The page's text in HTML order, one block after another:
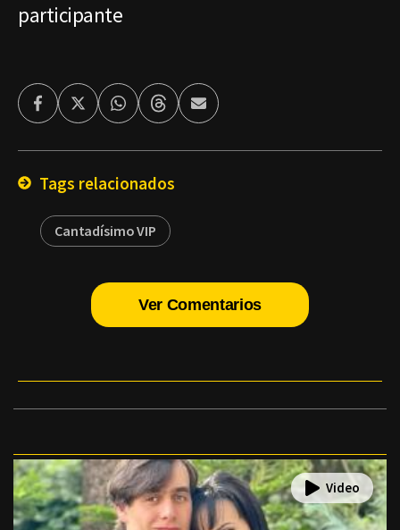
participante
FacebookTwitterWhatsappThreadsEnviar
por
Tags relacionados
Cantadísimo VIP
Ver Comentarios